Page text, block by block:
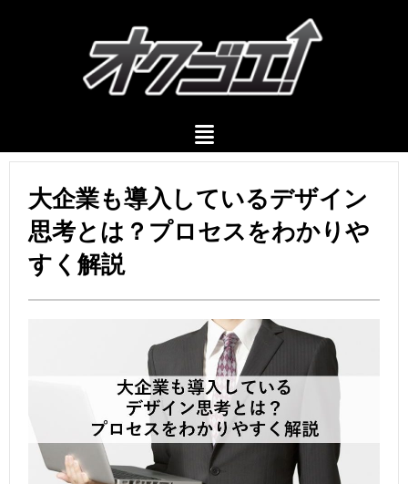
大企業も導入しているデザイン
思考とは？プロセスをわかりや
すく解説